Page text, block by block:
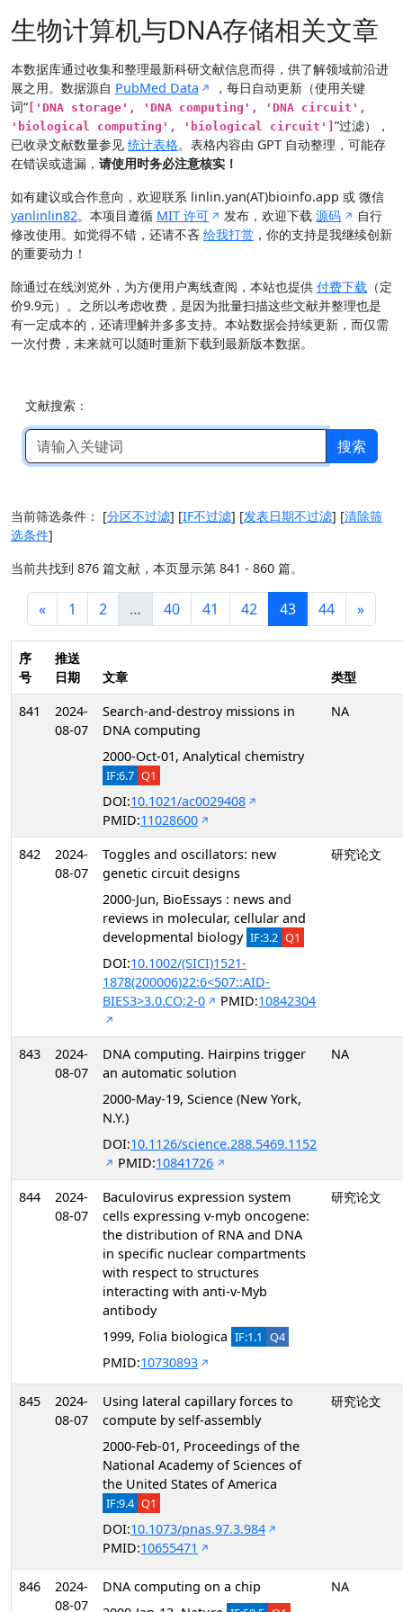
生物计算机与DNA存储相关文章
本数据库通过收集和整理最新科研文献信息而得，供了解领域前沿进
展之用。数据源自 PubMed Data
，每日自动更新（使用关键
词“ ['DNA storage', 'DNA computing', 'DNA circuit',
'biological computing', 'biological circuit'] ”过滤），
已收录文献数量参见 统计表格。表格内容由 GPT 自动整理，可能存
在错误或遗漏， 请使用时务必注意核实！
如有建议或合作意向，欢迎联系 linlin.yan(AT)bioinfo.app 或 微信
yanlinlin82。本项目遵循 MIT 许可 发布，欢迎下载源码
自行
修改使用。如觉得不错，还请不吝 给我打赏 ，你的支持是我继续创新
的重要动力！
除通过在线浏览外，为方便用户离线查阅，本站也提供 付费下载 （定
价9.9元）。之所以考虑收费，是因为批量扫描这些文献并整理也是
有一定成本的，还请理解并多多支持。本站数据会持续更新，而仅需
一次付费，未来就可以随时重新下载到最新版本数据。
文献搜索：
搜索
当前筛选条件： [分区不过滤] [IF不过滤] [发表日期不过滤] [清除筛
选条件]
当前共找到 876 篇文献，本页显示第 841 - 860 篇。
« 1 2 … 40 41 42 43 44 »
序
号
推送
日期
文章
类型
841
2024-
08-07
Search-and-destroy missions in
DNA computing
2000-Oct-01, Analytical chemistry
IF:6.7 Q1
DOI:10.1021/ac0029408
PMID:11028600
NA
842
2024-
08-07
Toggles and oscillators: new
genetic circuit designs
2000-Jun, BioEssays : news and
reviews in molecular, cellular and
developmental biology IF:3.2 Q1
DOI:10.1002/(SICI)1521-
1878(200006)22:6<507::AID-
BIES3>3.0.CO;2-0
PMID:10842304
研究论文
843
2024-
08-07
DNA computing. Hairpins trigger
an automatic solution
2000-May-19, Science (New York,
N.Y.)
DOI:10.1126/science.288.5469.1152
PMID:10841726
NA
844
2024-
08-07
Baculovirus expression system
cells expressing v-myb oncogene:
the distribution of RNA and DNA
in specific nuclear compartments
with respect to structures
interacting with anti-v-Myb
antibody
1999, Folia biologica IF:1.1 Q4
PMID:10730893
研究论文
845
2024-
08-07
Using lateral capillary forces to
compute by self-assembly
2000-Feb-01, Proceedings of the
National Academy of Sciences of
the United States of America
IF:9.4 Q1
DOI:10.1073/pnas.97.3.984
PMID:10655471
研究论文
846
2024-
08-07
DNA computing on a chip
NA